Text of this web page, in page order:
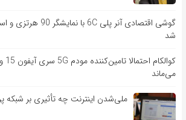
شد
می‌ماند
ملی‌شدن اینترنت چه تأثیری بر شبکه